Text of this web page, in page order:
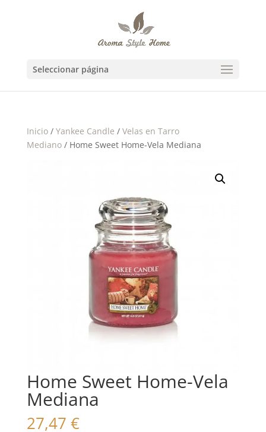
Seleccionar página
Inicio/ Yankee Candle / Velas en Tarro
Mediano/ Home Sweet Home-Vela Mediana
Home Sweet Home-Vela
Mediana
27,47 €